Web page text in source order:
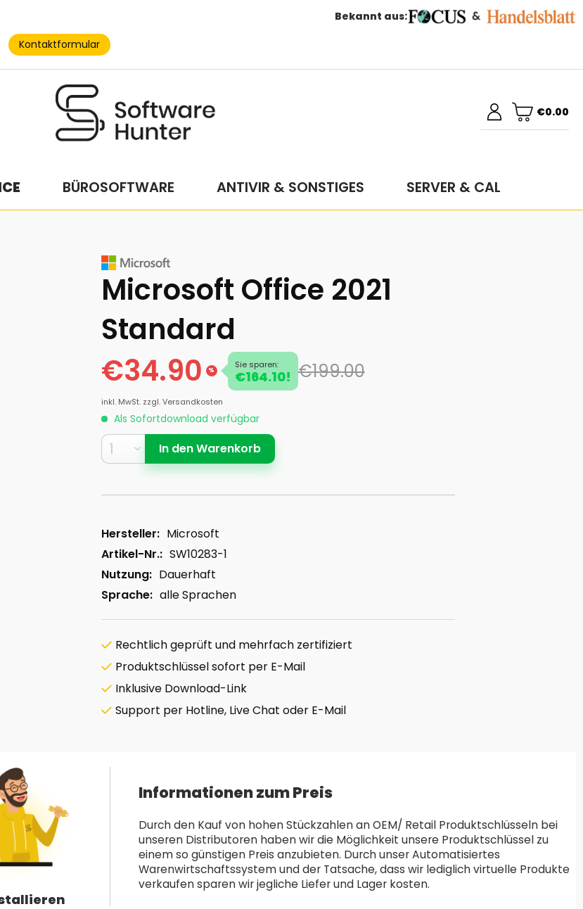
Bekannt aus:
Kontaktformular
€0.00
BÜROSOFTWARE ANTIVIR & SONSTIGES SERVER & CAL
Microsoft Office 2021
Standard
€34.90
%
Sie sparen:
€164.10! €199.00
inkl. MwSt. zzgl. Versandkosten
Als Sofortdownload verfügbar
In denWarenkorb
Hersteller: Microsoft
Artikel-Nr.: SW10283-1
Nutzung: Dauerhaft
Sprache: alle Sprachen
Rechtlich geprüft und mehrfach zertifiziert
Produktschlüssel sofort per E-Mail
Inklusive Download-Link
Support per Hotline, Live Chat oder E-Mail
Informationen zum Preis
Durch den Kauf von hohen Stückzahlen an OEM/ Retail Produktschlüsseln bei
unseren Distributoren haben wir die Möglichkeit unsere Produktschlüssel zu
einem so günstigen Preis anzubieten. Durch unser Automatisiertes
Warenwirtschaftssystem und der Tatsache, dass wir lediglich virtuelle Produkte
verkaufen sparen wir jegliche Liefer und Lager kosten.